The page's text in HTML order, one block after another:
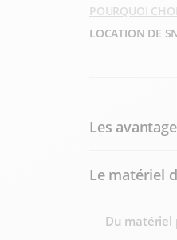
POURQUOI
LOCATION DE
Les
Le matériel
Du matériel